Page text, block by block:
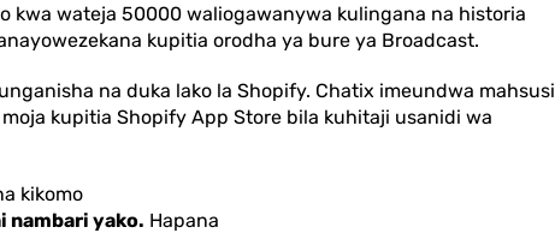
kwa wateja 50000 waliogawanywa kulingana na historia
kupitia orodha ya bure ya Broadcast.
na duka lako la Shopify. Chatix imeundwa mahsusi
kupitia Shopify App Store bila kuhitaji usanidi wa
kikomo
nambari yako. Hapana